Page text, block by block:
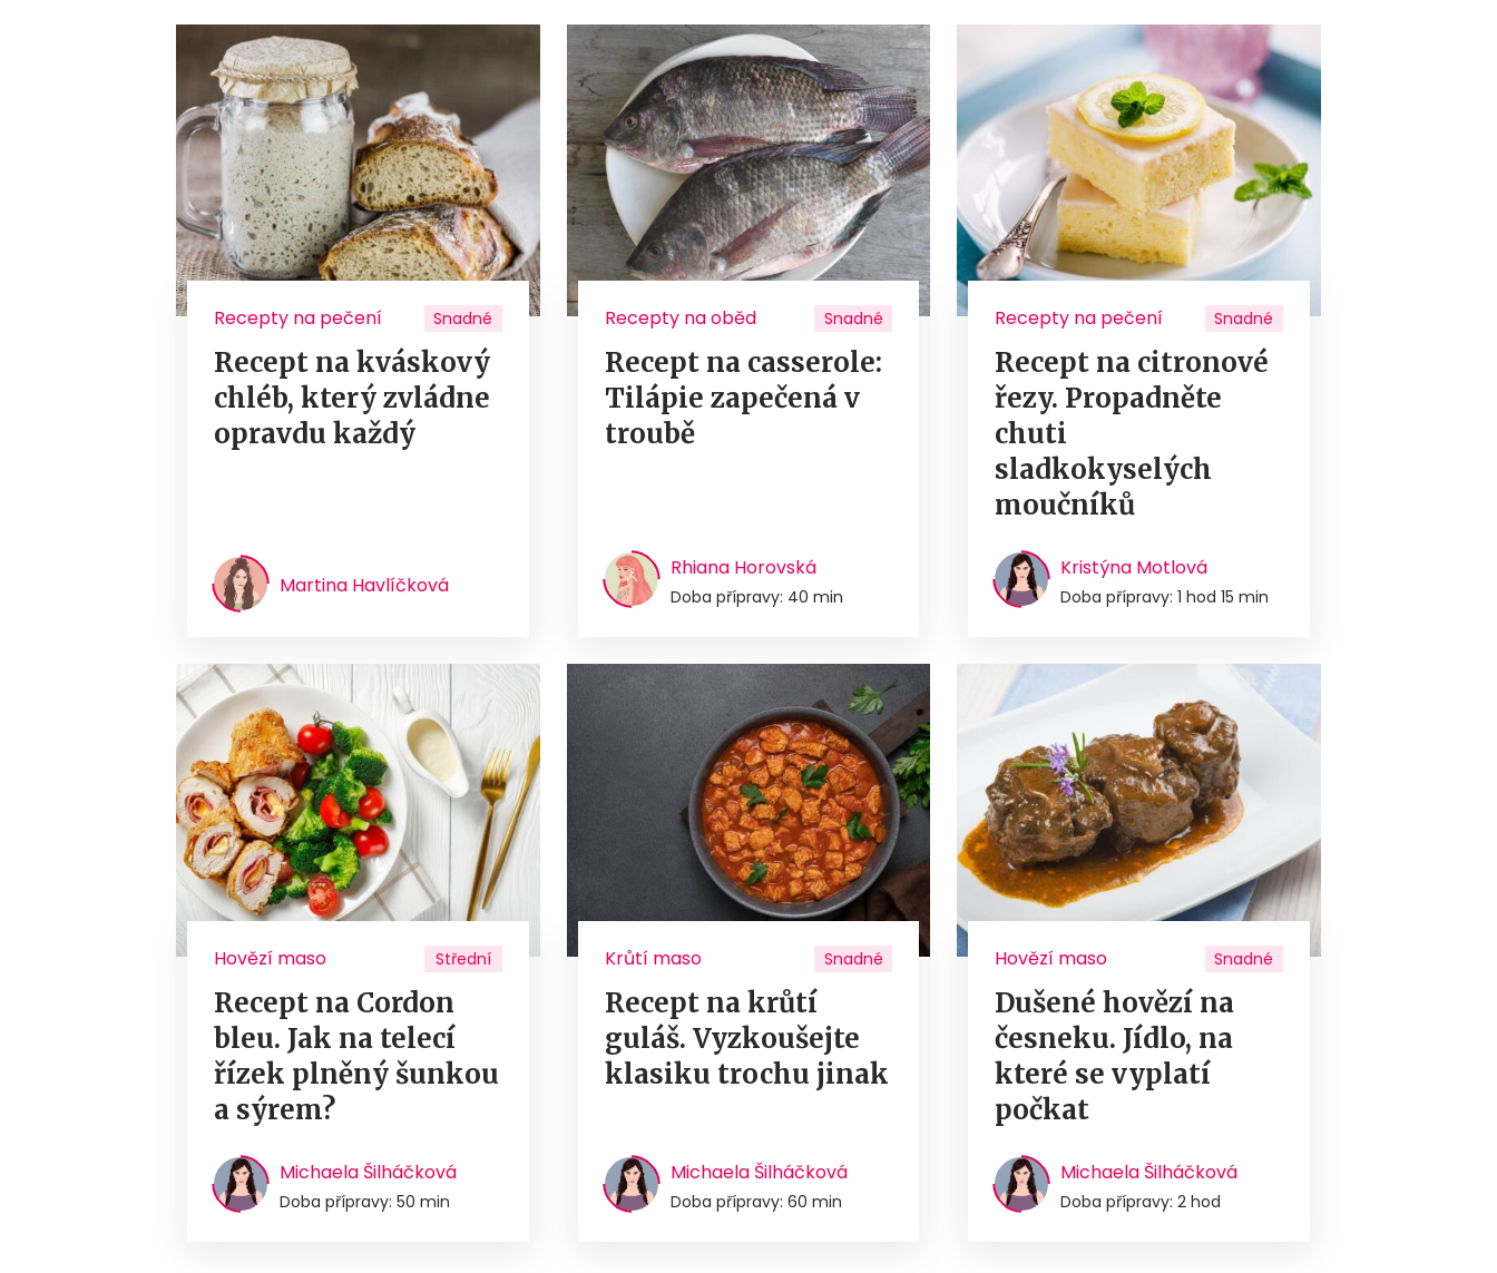
Recepty na pečení Snadné
Recept na kváskový
chléb, který zvládne
opravdu každý
Martina Havlíčková
Recepty na oběd Snadné
Recept na casserole:
Tilápie zapečená v
troubě
Rhiana Horovská
Doba přípravy: 40 min
Recepty na pečení Snadné
Recept na citronové
řezy. Propadněte
chuti
sladkokyselých
moučníků
Kristýna Motlová
Doba přípravy: 1 hod 15 min
Hovězí maso Střední
Recept na Cordon
bleu. Jak na telecí
řízek plněný šunkou
a sýrem?
Michaela Šilháčková
Doba přípravy: 50 min
Krůtí maso Snadné
Recept na krůtí
guláš. Vyzkoušejte
klasiku trochu jinak
Michaela Šilháčková
Doba přípravy: 60 min
Hovězí maso Snadné
Dušené hovězí na
česneku. Jídlo, na
které se vyplatí
počkat
Michaela Šilháčková
Doba přípravy: 2 hod